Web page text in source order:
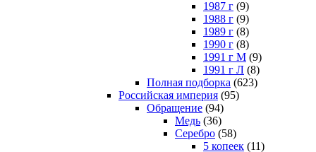
1987 г (9)
1988 г (9)
1989 г (8)
1990 г (8)
1991 г М (9)
1991 г Л (8)
Полная подборка (623)
Российская империя (95)
Обращение (94)
Медь (36)
Серебро (58)
5 копеек (11)